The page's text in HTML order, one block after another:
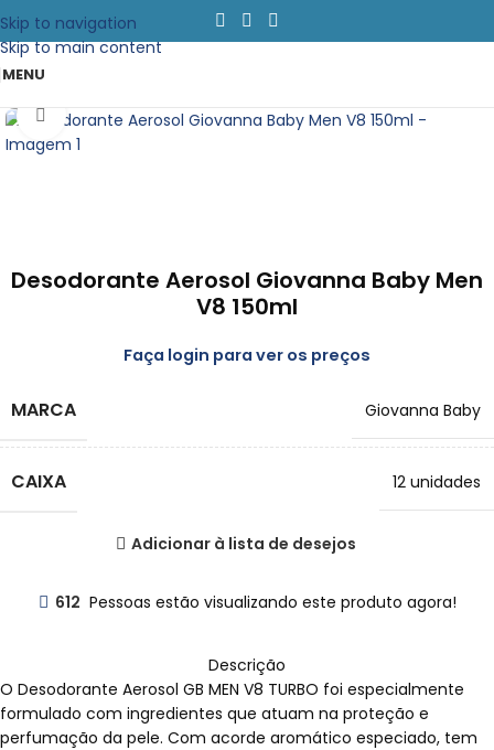
Skip to navigation
Skip to main content
MENU
Clique para emapliar
Desodorante Aerosol Giovanna Baby Men
V8 150ml
Faça login para ver os preços
MARCA Giovanna Baby
CAIXA 12 unidades
Adicionar à lista de desejos
612 Pessoas estão visualizando este produto agora!
Descrição
O Desodorante Aerosol GB MEN V8 TURBO foi especialmente
formulado com ingredientes que atuam na proteção e
perfumação da pele. Com acorde aromático especiado, tem